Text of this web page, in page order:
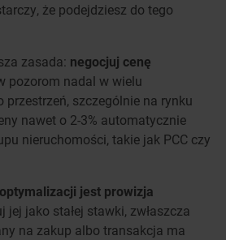
że podejdziesz do tego
zasada: negocjuj cenę
pozorom nadal w wielu
przestrzeń, szczególnie na rynku
nawet o 2-3% automatycznie
nieruchomości, takie jak PCC czy
jest prowizja
jej jako stałej stawki, zwłaszcza
na zakup albo transakcja ma